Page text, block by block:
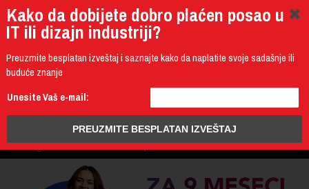
Kako da dobijete dobro plaćen posao u
IT ili dizajn industriji?
Preuzmite besplatan izveštaj i saznajte kako da naplatite svoje sadašnje ili
buduće znanje
Unesite Vaš e-mail: 011 4011 200
UPIS
Programming Administration
3D Design & CAD
Mobile Development